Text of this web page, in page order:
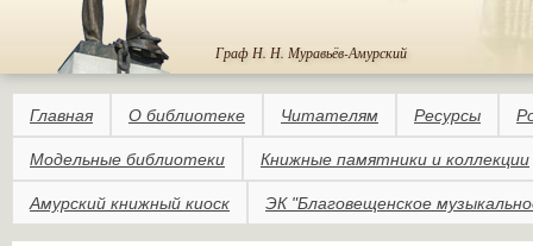
Граф Н. Н. Муравьёв-Амурский
Главная О библиотеке Читателям Ресурсы
Модельные библиотеки Книжные памятники и коллекции
Амурский книжный киоск ЭК "Благовещенское